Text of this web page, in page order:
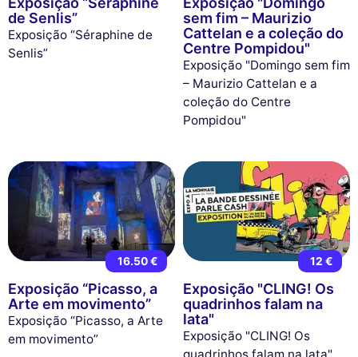
de Senlis”
Exposição “Séraphine de
Senlis”
sem fim – Maurizio
Cattelan e a coleção do
Centre Pompidou"
Exposição "Domingo sem fim
– Maurizio Cattelan e a
coleção do Centre
Pompidou"
16.50 €
Exposição “Picasso, a
Arte em movimento”
Exposição “Picasso, a Arte
em movimento”
12 €
Exposição "CLING! Os
quadrinhos falam na
lata"
Exposição "CLING! Os